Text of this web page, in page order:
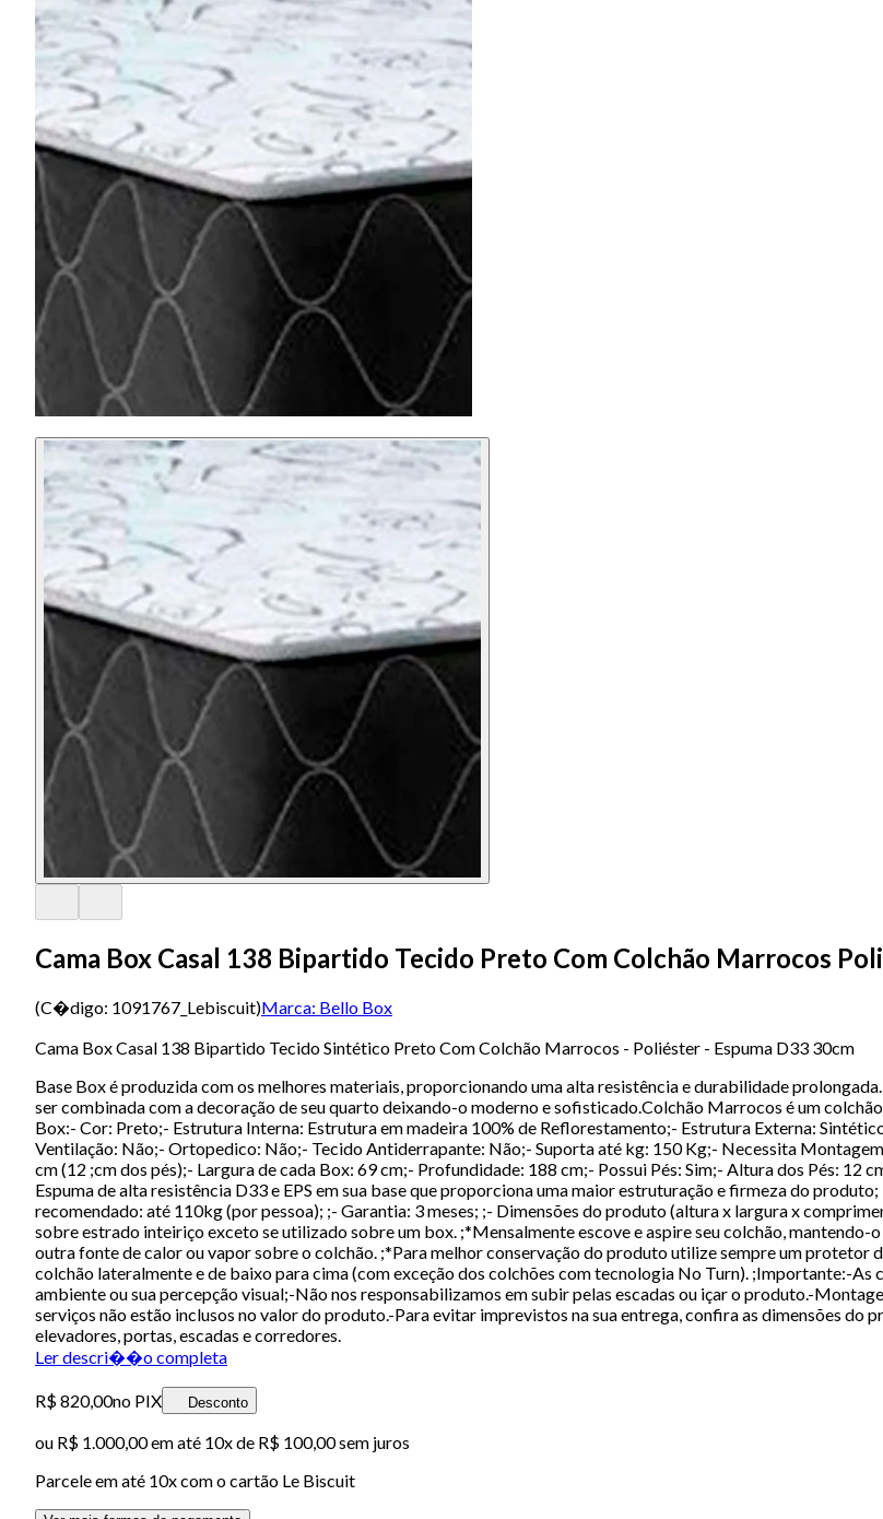
Cama Box Casal 138 Bipartido Tecido Preto Com Colchão Marrocos
(C�digo: 1091767_Lebiscuit)Marca: Bello Box
Cama Box Casal 138 Bipartido Tecido Sintético Preto Com Colchão Marrocos - Poliéster - Espuma D33 30cm
Base Box é produzida com os melhores materiais, proporcionando uma alta resistência e durabilidade
ser combinada com a decoração de seu quarto deixando-o moderno e sofisticado.Colchão Marrocos é um
Box:- Cor: Preto;- Estrutura Interna: Estrutura em madeira 100% de Reflorestamento;- Estrutura Externa:
Ventilação: Não;- Ortopedico: Não;- Tecido Antiderrapante: Não;- Suporta até kg: 150 Kg;- Necessita
cm (12 ;cm dos pés);- Largura de cada Box: 69 cm;- Profundidade: 188 cm;- Possui Pés: Sim;- Altura dos Pés:
Espuma de alta resistência D33 e EPS em sua base que proporciona uma maior estruturação e firmeza do
recomendado: até 110kg (por pessoa); ;- Garantia: 3 meses; ;- Dimensões do produto (altura x largura x
sobre estrado inteiriço exceto se utilizado sobre um box. ;*Mensalmente escove e aspire seu colchão,
outra fonte de calor ou vapor sobre o colchão. ;*Para melhor conservação do produto utilize sempre um protetor
colchão lateralmente e de baixo para cima (com exceção dos colchões com tecnologia No Turn). ;Importante:-
ambiente ou sua percepção visual;-Não nos responsabilizamos em subir pelas escadas ou içar o produto.-
serviços não estão inclusos no valor do produto.-Para evitar imprevistos na sua entrega, confira as dimensões do
elevadores, portas, escadas e corredores.
Ler descri��o completa
R$ 820,00no PIX Desconto
ou R$ 1.000,00em até 10x de R$ 100,00 sem juros
Parcele em até 10x com o cartão Le Biscuit